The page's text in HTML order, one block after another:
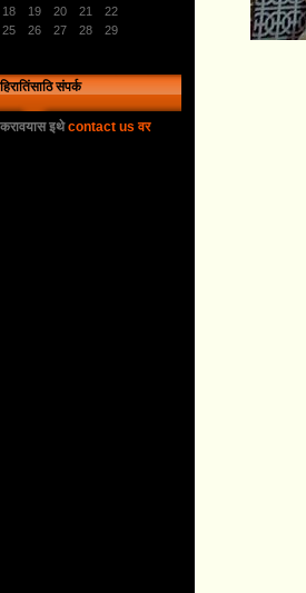
18 19 20 21
22
25 26 27 28
29
संपर्क
करावयास इथेcontact us वर